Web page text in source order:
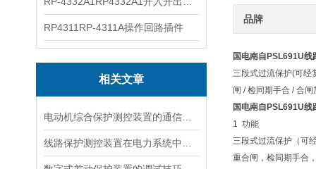
RP4311RP-4311A操作回路插件
相关文章
品牌
国电南自PSL691U线
三段式过流保护(可经
闸 / 检同期手合 / 合
国电南自PSL691U线
1 功能
三段式过流保护（可
重合闸，检同期手合